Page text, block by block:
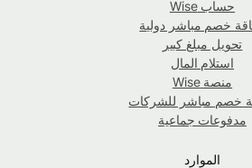
حساب Wise
خصم مباشر دولية
تحويل مبلغ كبير
استلام المال
منصة Wise
خصم مباشر للشركات
جماعية
الموارد